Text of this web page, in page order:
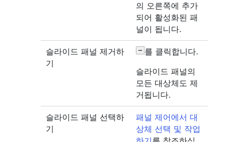
의 오른쪽에 추가
되어 활성화된 패
널이 됩니다.
슬라이드 패널 제거하
기
를 클릭합니다.
슬라이드 패널의
모든 대상체도 제
거됩니다.
슬라이드 패널 선택하
기
패널 제어에서 대
상체 선택 및 작업